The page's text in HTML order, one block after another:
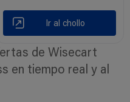
Ir al chollo
de Wisecart
en tiempo real y al